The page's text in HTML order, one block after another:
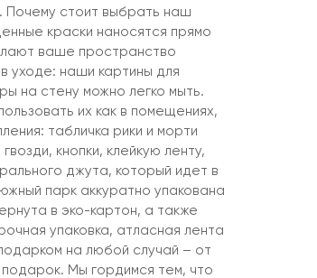
Почему стоит выбрать наш
краски наносятся прямо
ваше пространство
уходе: наши картины для
на стену можно легко мыть.
их как в помещениях,
табличка рики и морти
кнопки, клейкую ленту,
джута, который идет в
парк аккуратно упакована
в эко-картон, а также
упаковка, атласная лента
на любой случай – от
Мы гордимся тем, что